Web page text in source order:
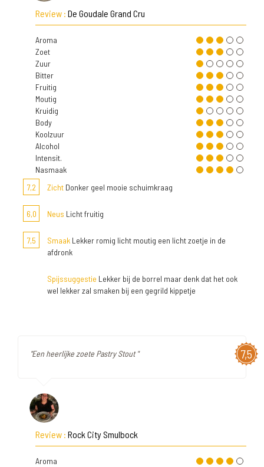
Review : De Goudale Grand Cru
Aroma
Zoet
Zuur
Bitter
Fruitig
Moutig
Kruidig
Body
Koolzuur
Alcohol
Intensit.
Nasmaak
7,2
Zicht Donker geel mooie schuimkraag
6,0 Neus Licht fruitig
7,5 Smaak Lekker romig licht moutig een licht zoetje in de
afdronk
Spijssuggestie Lekker bij de borrel maar denk dat het ook
wel lekker zal smaken bij een gegrild kippetje
7,5
"Een heerlijke zoete Pastry Stout "
Review : Rock City Smulbock
Aroma